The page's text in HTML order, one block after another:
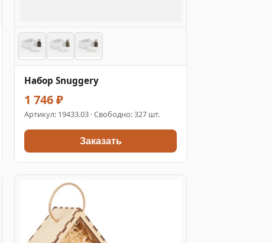
Набор Snuggery
1 746 ₽
Артикул: 19433.03 · Свободно: 327 шт.
Заказать